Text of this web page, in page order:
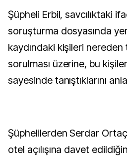
Şüpheli Erbil, savcılıktaki
soruşturma dosyasında
kaydındaki kişileri nereden
sorulması üzerine, bu
sayesinde tanıştıklarını
Şüphelilerden Serdar
otel açılışına davet